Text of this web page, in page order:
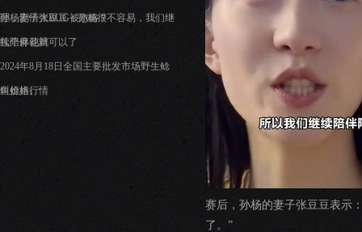
理，剧情大BUG被忽略？
孙杨妻子张豆豆：孙杨很不容易，我们继
续陪伴他就可以了
扎个麻花辫
2024年8月18日全国主要批发市场野生鲶
鱼价格行情
叫姐姐。
赛后，孙杨的妻子张豆豆表示
了。”